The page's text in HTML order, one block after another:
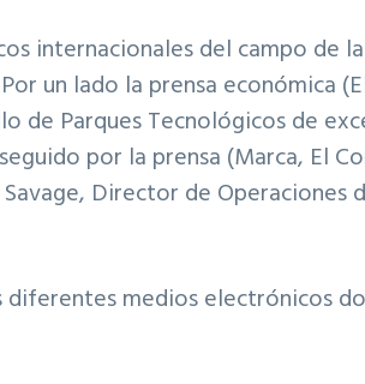
internacionales del campo
un lado la prensa económica (
de Parques Tecnológicos de
por la prensa (Marca, El
Director de
medios electrónicos